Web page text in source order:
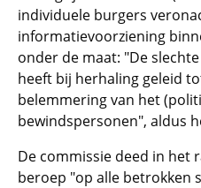
individuele burgers
informatievoorziening
onder de maat: "De
heeft bij herhaling geleid
belemmering van het
bewindspersonen", aldus
De commissie deed in het
beroep "op alle betrokken